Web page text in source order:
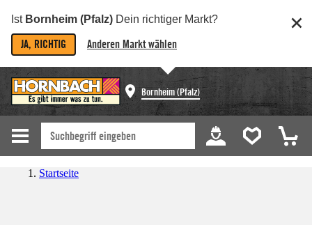
Ist Bornheim (Pfalz) Dein richtiger Markt?
JA, RICHTIG Anderen Markt wählen
Bornheim (Pfalz)
Startseite